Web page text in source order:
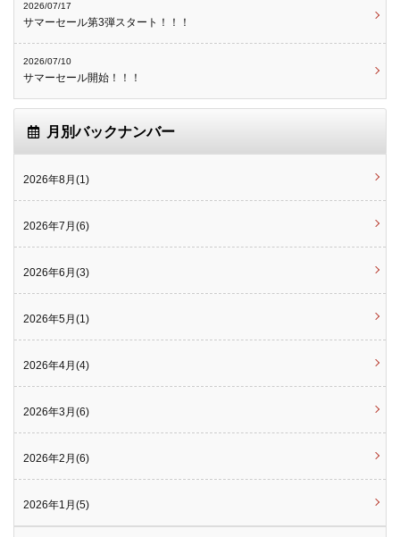
2026/07/17
サマーセール第3弾スタート！！！
2026/07/10
サマーセール開始！！！
月別バックナンバー
2026年8月(1)
2026年7月(6)
2026年6月(3)
2026年5月(1)
2026年4月(4)
2026年3月(6)
2026年2月(6)
2026年1月(5)